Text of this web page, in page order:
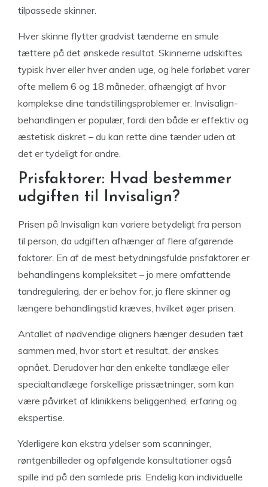
tilpassede skinner.
Hver skinne flytter gradvist tænderne en smule
tættere på det ønskede resultat. Skinnerne udskiftes
typisk hver eller hver anden uge, og hele forløbet varer
ofte mellem 6 og 18 måneder, afhængigt af hvor
komplekse dine tandstillingsproblemer er. Invisalign-
behandlingen er populær, fordi den både er effektiv og
æstetisk diskret – du kan rette dine tænder uden at
det er tydeligt for andre.
Prisfaktorer: Hvad bestemmer
udgiften til Invisalign?
Prisen på Invisalign kan variere betydeligt fra person
til person, da udgiften afhænger af flere afgørende
faktorer. En af de mest betydningsfulde prisfaktorer er
behandlingens kompleksitet – jo mere omfattende
tandregulering, der er behov for, jo flere skinner og
længere behandlingstid kræves, hvilket øger prisen.
Antallet af nødvendige aligners hænger desuden tæt
sammen med, hvor stort et resultat, der ønskes
opnået. Derudover har den enkelte tandlæge eller
specialtandlæge forskellige prissætninger, som kan
være påvirket af klinikkens beliggenhed, erfaring og
ekspertise.
Yderligere kan ekstra ydelser som scanninger,
røntgenbilleder og opfølgende konsultationer også
spille ind på den samlede pris. Endelig kan individuelle